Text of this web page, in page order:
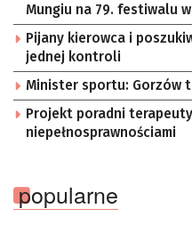
Mungiu na 79. festiwalu
Pijany kierowca i
jednej kontroli
Minister sportu: Gorzów
Projekt poradni
niepełnosprawnościami
popularne